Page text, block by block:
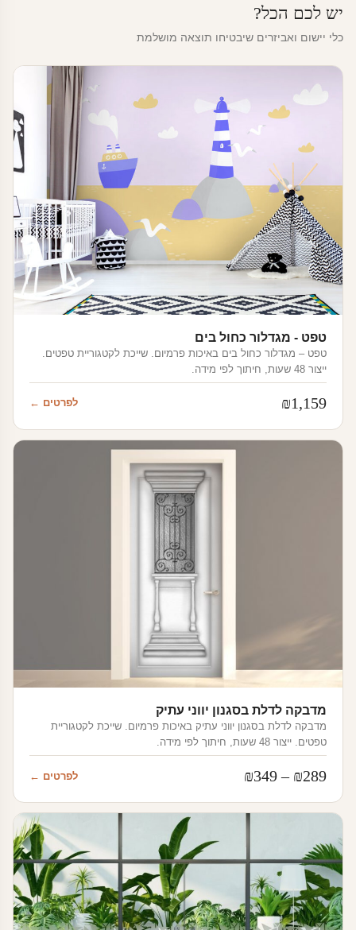
יש לכם הכל?
כלי יישום ואביזרים שיבטיחו תוצאה מושלמת
טפט - מגדלור כחול בים
טפט – מגדלור כחול בים באיכות פרמיום. שייכת לקטגוריית טפטים.
ייצור 48 שעות, חיתוך לפי מידה.
₪1,159 לפרטים ←
מדבקה לדלת בסגנון יווני עתיק
מדבקה לדלת בסגנון יווני עתיק באיכות פרמיום. שייכת לקטגוריית
טפטים. ייצור 48 שעות, חיתוך לפי מידה.
₪289
–
₪349
מחירים:
לפרטים ←